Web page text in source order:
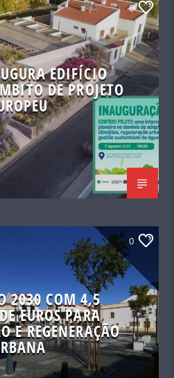
0
EDIFÍCIO
DE PROJETO
0
2030 COM 4,5
EUROS PARA
E REGENERAÇÃO